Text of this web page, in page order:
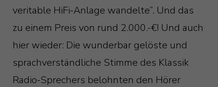
veritable HiFi-Anlage wandelte“. Und das
zu einem Preis von rund 2.000.-€! Und auch
hier wieder: Die wunderbar gelöste und
sprachverständliche Stimme des Klassik
Radio-Sprechers belohnten den Hörer